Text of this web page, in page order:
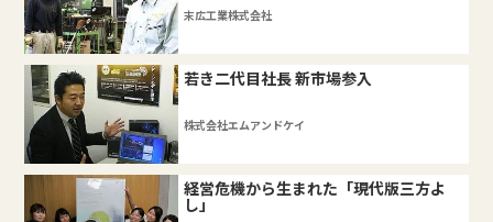
末広工業株式会社
若き二代目社長 新市場参入
株式会社エムアンドケイ
経営危機から生まれた「現代版三方よ
し」